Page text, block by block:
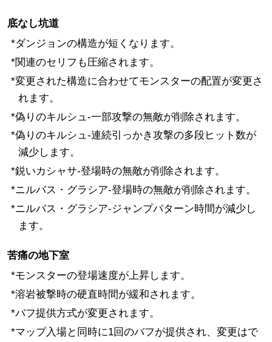
底なし坑道
*ダンジョンの構造が短くなります。
*関連のセリフも圧縮されます。
*変更された構造に合わせてモンスターの配置が変更さ
れます。
*偽りのキルシュ-一部攻撃の無敵が削除されます。
*偽りのキルシュ-連続引っかき攻撃の多段ヒット数が
減少します。
*鋭いカシャサ-登場時の無敵が削除されます。
*ニルバス・グラシア-登場時の無敵が削除されます。
*ニルバス・グラシア-ジャンプパターン時間が減少し
ます。
苦痛の地下室
*モンスターの登場速度が上昇します。
*溶岩被撃時の硬直時間が緩和されます。
*バフ提供方式が変更されます。
*マップ入場と同時に1回のバフが提供され、変更はで